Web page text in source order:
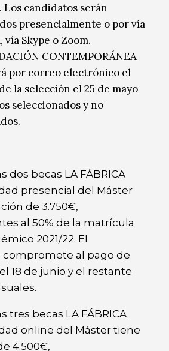
candidatos serán
presencialmente o por vía
Skype o Zoom.
CONTEMPORÁNEA
por correo electrónico el
la selección el 25 de mayo
seleccionados y no
dos becas LA FÁBRICA
presencial del Máster
de 3.750€,
al 50% de la matrícula
2021/22. El
compromete al pago de
18 de junio y el restante
tres becas LA FÁBRICA
online del Máster tiene
4.500€,